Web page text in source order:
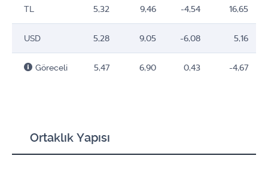
TL 5,32 9,46 -4,54 16,65
USD 5,28 9,05 -6,08 5,16
Göreceli 5,47 6,90 0,43 -4,67
Ortaklık Yapısı